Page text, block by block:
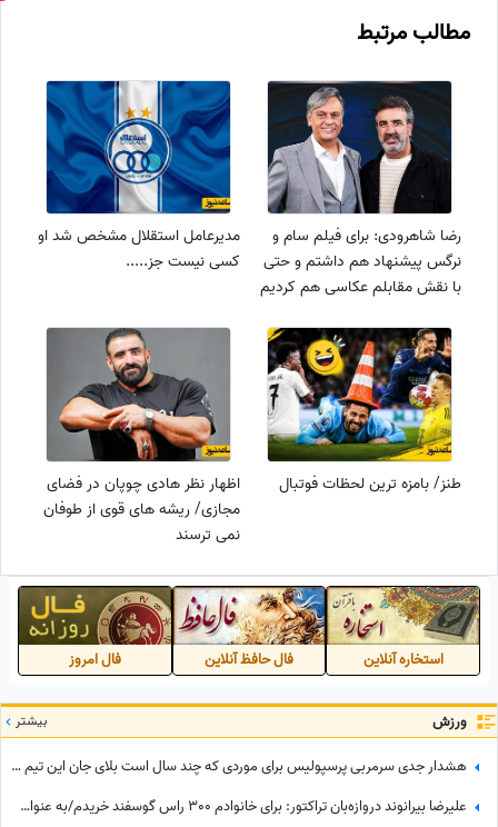
مطالب مرتبط
رضا شاهرودی: برای فیلم سام و
نرگس پیشنهاد هم داشتم و حتی
با نقش مقابلم عکاسی هم کردیم
مدیرعامل استقلال مشخص شد او
کسی نیست جز.....
طنز/ بامزه ترین لحظات فوتبال
اظهار نظر هادی چوپان در فضای
مجازی/ ریشه های قوی از طوفان
نمی ترسند
استخاره آنلاین فال حافظ آنلاین فال امروز
ورزش بیشتر
هشدار جدی سرمربی پرسپولیس برای موردی که چند سال است بلای جان این تیم شده: بفهمم برخورد جدی می‌کنم
علیرضا بیرانوند دروازه‌بان تراکتور: برای خانوادم 300 راس گوسفند خریدم/به عنوان یک چوپان همیشه سنگ در دستانم بود تا از گوسفندان مراقبت کنم